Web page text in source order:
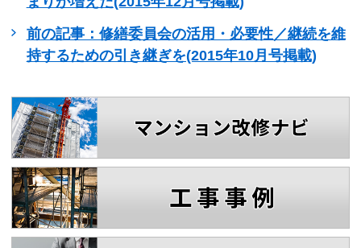
前の記事：修繕委員会の活用・必要性／継続を維
持するための引き継ぎを(2015年10月号掲載)